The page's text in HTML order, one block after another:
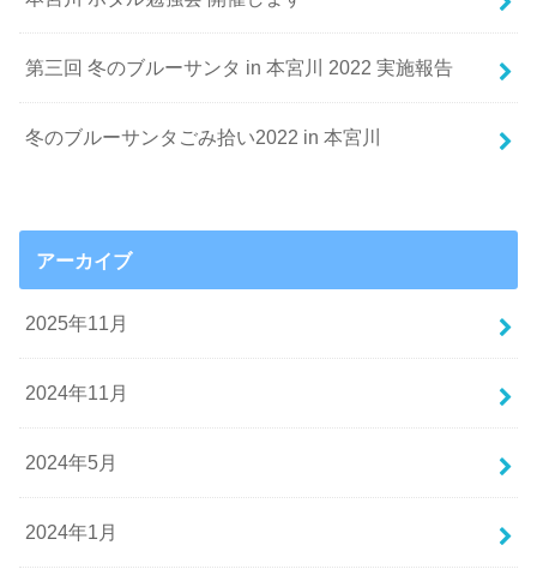
第三回 冬のブルーサンタ in 本宮川 2022 実施報告
冬のブルーサンタごみ拾い2022 in 本宮川
アーカイブ
2025年11月
2024年11月
2024年5月
2024年1月